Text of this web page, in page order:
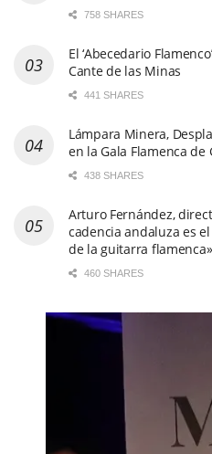
758 SHARES
El ‘Abecedario
Cante de las Minas
441 SHARES
Lámpara Minera,
en la Gala Flamenca de
438 SHARES
Arturo Fernández,
cadencia andaluza es
de la guitarra flamenca»
460 SHARES